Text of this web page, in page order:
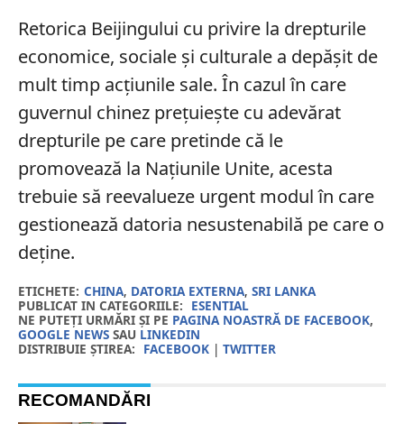
Retorica Beijingului cu privire la drepturile
economice, sociale și culturale a depășit de
mult timp acțiunile sale. În cazul în care
guvernul chinez prețuiește cu adevărat
drepturile pe care pretinde că le
promovează la Națiunile Unite, acesta
trebuie să reevalueze urgent modul în care
gestionează datoria nesustenabilă pe care o
deține.
ETICHETE: CHINA, DATORIA EXTERNA, SRI LANKA
PUBLICAT IN CATEGORIILE: ESENTIAL
NE PUTEȚI URMĂRI ȘI PE PAGINA NOASTRĂ DE FACEBOOK,
GOOGLE NEWSSAU LINKEDIN
DISTRIBUIE ȘTIREA: FACEBOOK| TWITTER
RECOMANDĂRI